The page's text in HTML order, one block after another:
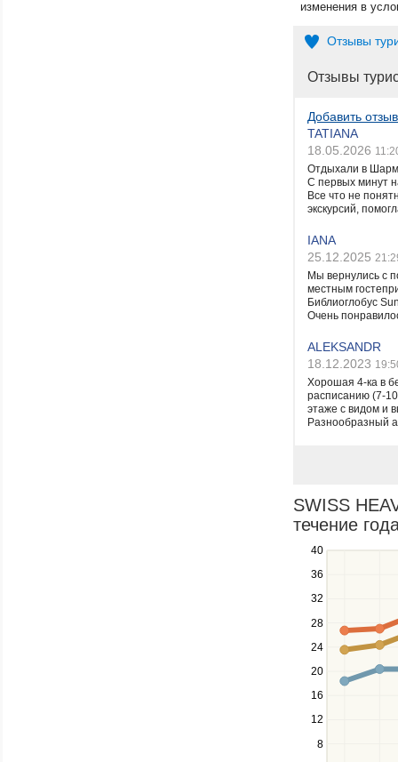
изменения в
Отзывы
Отзывы
Добавить отзыв
TATIANA
18.05.2026
Отдыхали в
С первых минут
Все что не
экскурсий,
IANA
25.12.2025
Мы вернулись с
местным
Библиоглобус
Очень
ALEKSANDR
18.12.2023
Хорошая 4-ка в
расписанию (7-
этаже с видом и
Разнообразный
SWISS
течение
8
12
16
20
24
28
32
36
40
Use
the
and
down
to
navigate
between
series.
Use
the